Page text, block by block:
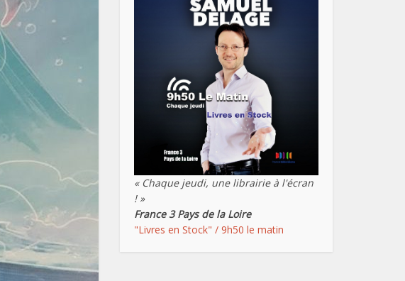
« Chaque jeudi, une librairie à l'écran
! »
France 3 Pays de la Loire
"Livres en Stock" / 9h50 le matin